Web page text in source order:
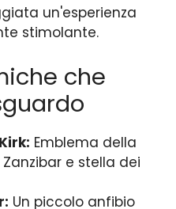
un'esperienza
stimolante.
che
Emblema della
e stella dei
Un piccolo anfibio